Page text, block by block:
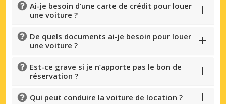
Ai-je besoin d’une carte de crédit pour louer
une voiture ?
De quels documents ai-je besoin pour louer
une voiture ?
Est-ce grave si je n’apporte pas le bon de
réservation ?
Qui peut conduire la voiture de location ?